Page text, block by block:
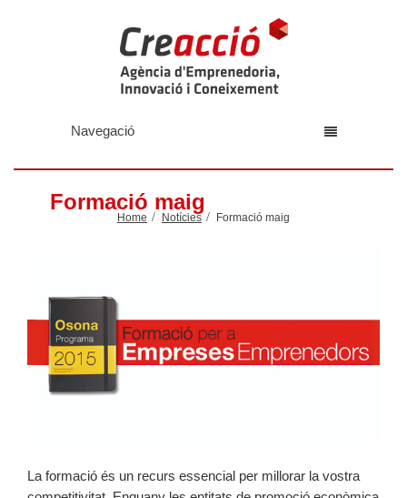
Navegació
Formació maig
Home Notícies Formació maig
La formació és un recurs essencial per millorar la vostra